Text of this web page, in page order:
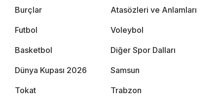
Burçlar Atasözleri ve Anlamları
Futbol Voleybol
Basketbol Diğer Spor Dalları
Dünya Kupası 2026 Samsun
Tokat Trabzon